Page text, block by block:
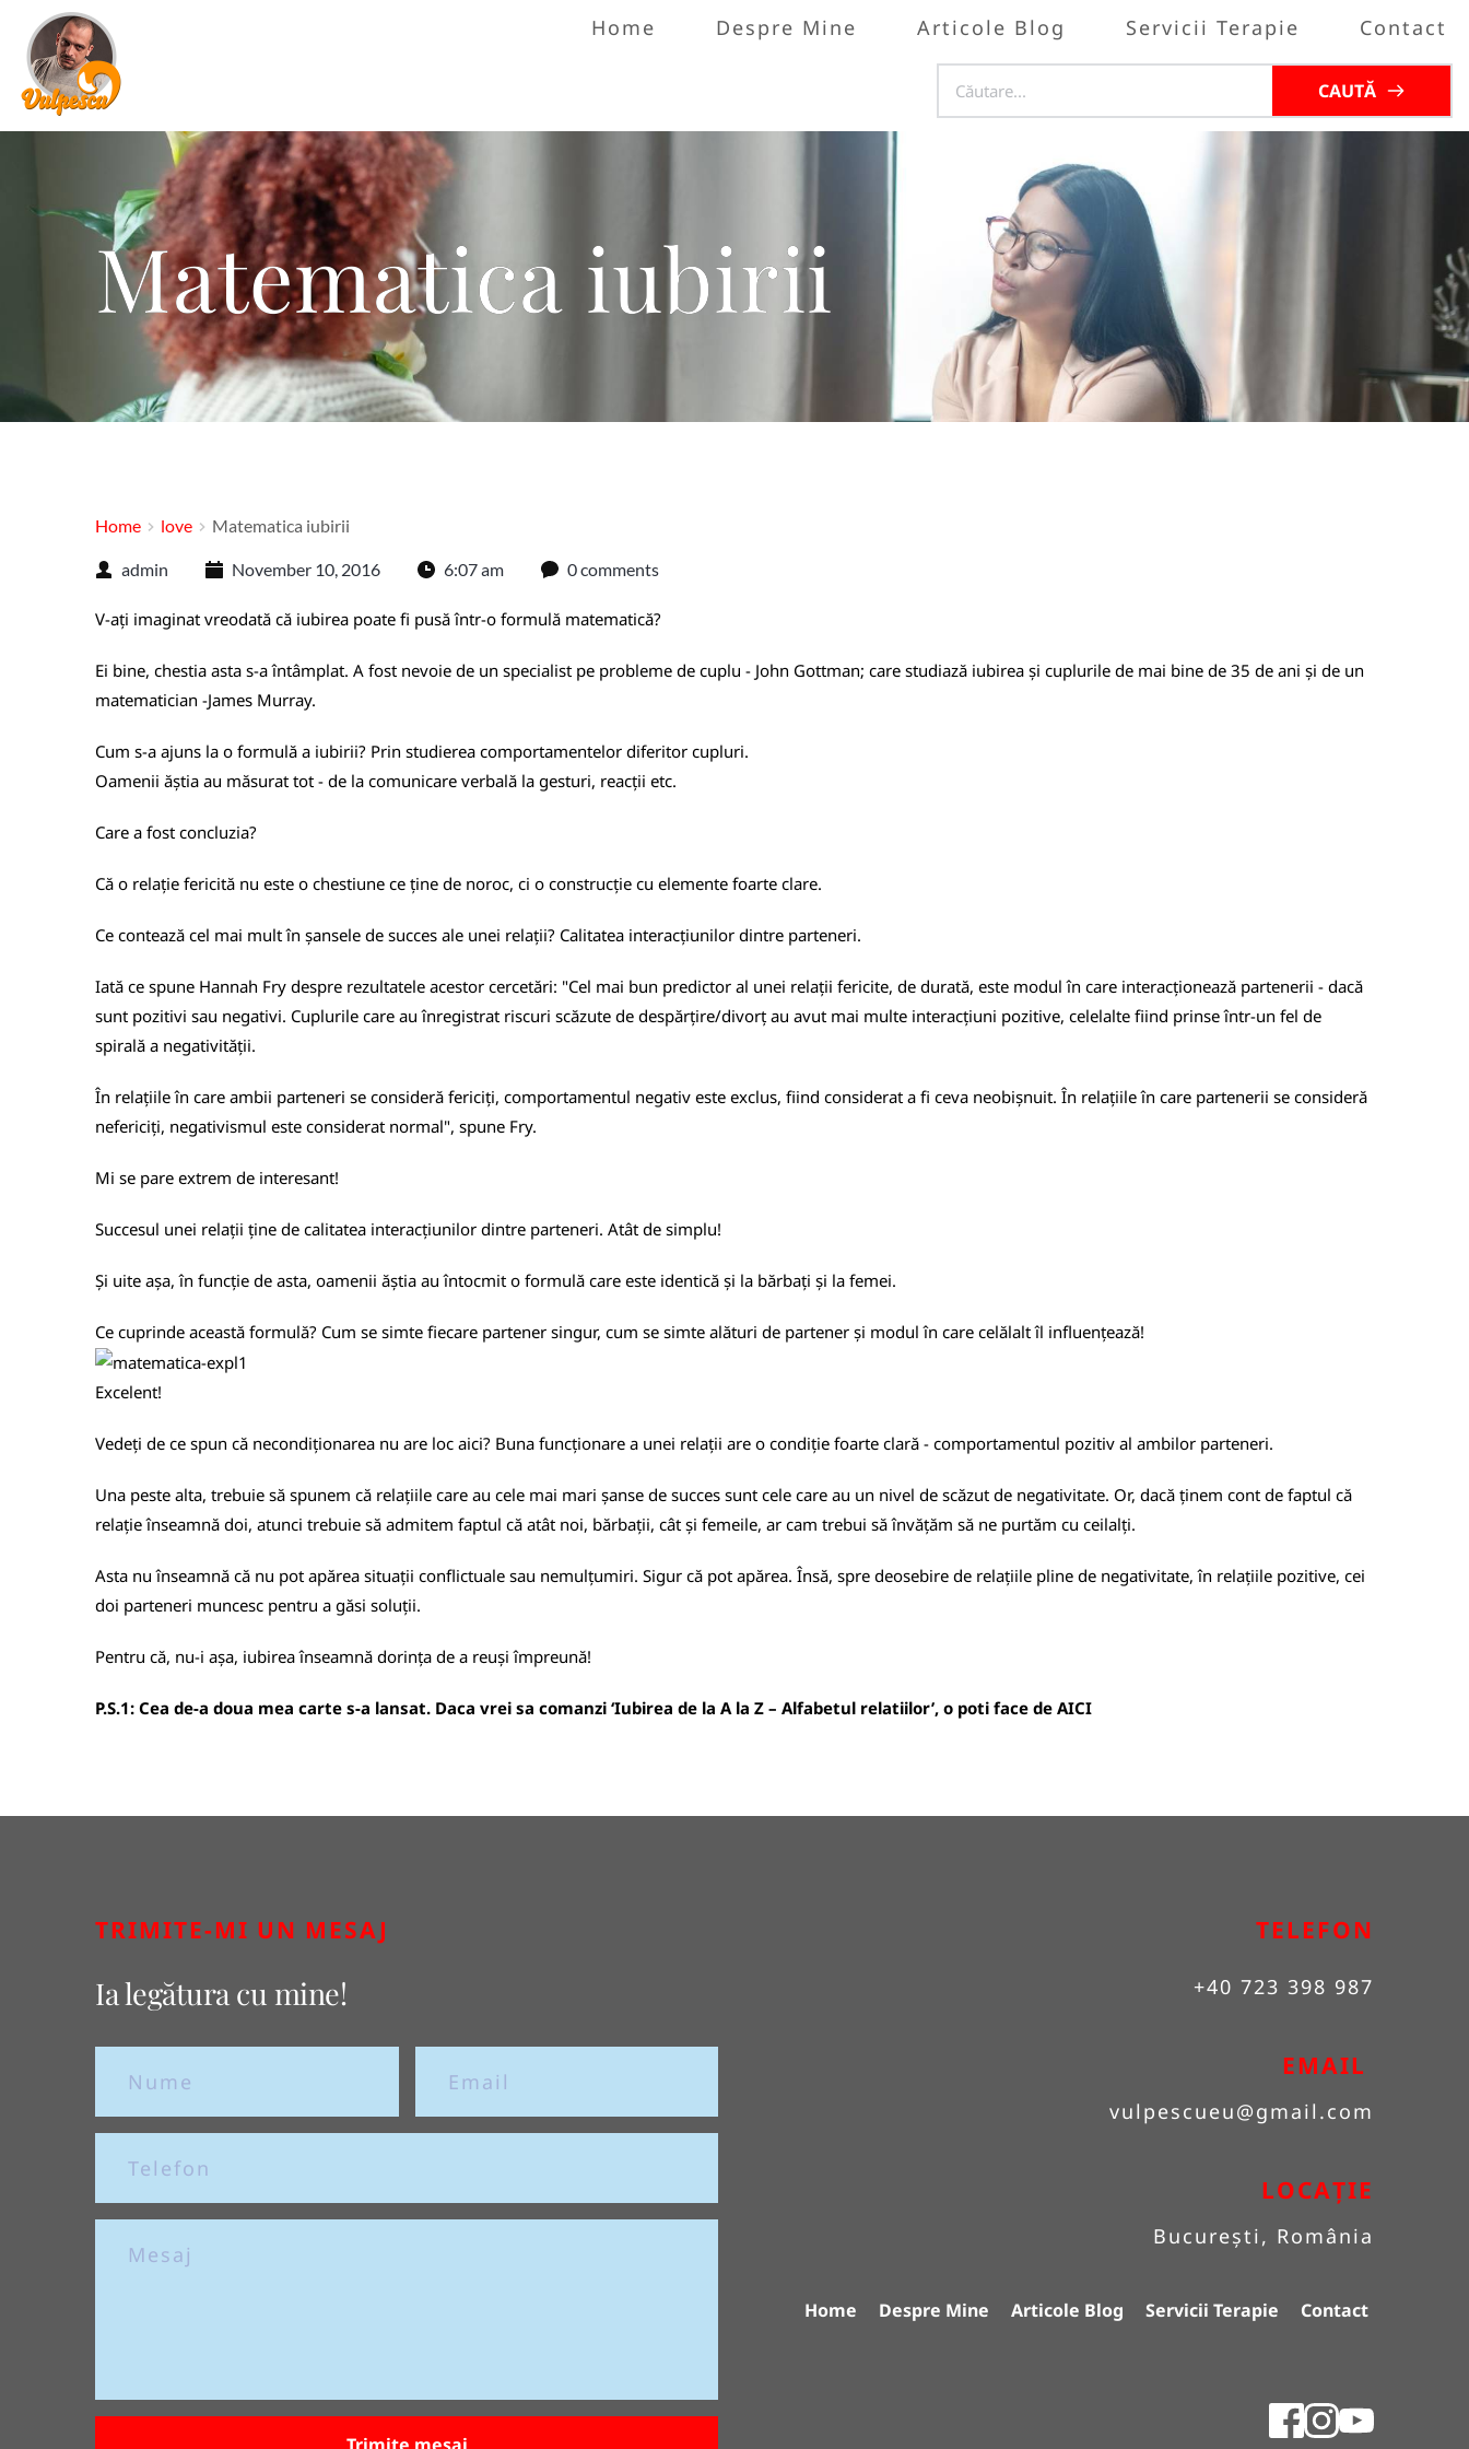
Home Despre Mine Articole Blog Servicii Terapie Contact
CAUTĂ
Matematica iubirii
Home love Matematica iubirii
admin November 10, 2016 6:07 am 0 comments
V-ați imaginat vreodată că iubirea poate fi pusă într-o formulă matematică?
Ei bine, chestia asta s-a întâmplat. A fost nevoie de un specialist pe probleme de cuplu - John Gottman; care studiază iubirea și cuplurile de mai bine de 35 de ani și de un
matematician -James Murray.
Cum s-a ajuns la o formulă a iubirii? Prin studierea comportamentelor diferitor cupluri.
Oamenii ăștia au măsurat tot - de la comunicare verbală la gesturi, reacții etc.
Care a fost concluzia?
Că o relație fericită nu este o chestiune ce ține de noroc, ci o construcție cu elemente foarte clare.
Ce contează cel mai mult în șansele de succes ale unei relații? Calitatea interacțiunilor dintre parteneri.
Iată ce spune Hannah Fry despre rezultatele acestor cercetări: "Cel mai bun predictor al unei relații fericite, de durată, este modul în care interacționează partenerii - dacă
sunt pozitivi sau negativi. Cuplurile care au înregistrat riscuri scăzute de despărțire/divorț au avut mai multe interacțiuni pozitive, celelalte fiind prinse într-un fel de
spirală a negativității.
În relațiile în care ambii parteneri se consideră fericiți, comportamentul negativ este exclus, fiind considerat a fi ceva neobișnuit. În relațiile în care partenerii se consideră
nefericiți, negativismul este considerat normal", spune Fry.
Mi se pare extrem de interesant!
Succesul unei relații ține de calitatea interacțiunilor dintre parteneri. Atât de simplu!
Și uite așa, în funcție de asta, oamenii ăștia au întocmit o formulă care este identică și la bărbați și la femei.
Ce cuprinde această formulă? Cum se simte fiecare partener singur, cum se simte alături de partener și modul în care celălalt îl influențează!
Excelent!
Vedeți de ce spun că necondiționarea nu are loc aici? Buna funcționare a unei relații are o condiție foarte clară - comportamentul pozitiv al ambilor parteneri.
Una peste alta, trebuie să spunem că relațiile care au cele mai mari șanse de succes sunt cele care au un nivel de scăzut de negativitate. Or, dacă ținem cont de faptul că
relație înseamnă doi, atunci trebuie să admitem faptul că atât noi, bărbații, cât și femeile, ar cam trebui să învățăm să ne purtăm cu ceilalți.
Asta nu înseamnă că nu pot apărea situații conflictuale sau nemulțumiri. Sigur că pot apărea. Însă, spre deosebire de relațiile pline de negativitate, în relațiile pozitive, cei
doi parteneri muncesc pentru a găsi soluții.
Pentru că, nu-i așa, iubirea înseamnă dorința de a reuși împreună!
P.S.1: Cea de-a doua mea carte s-a lansat. Daca vrei sa comanzi ‘Iubirea de la A la Z – Alfabetul relatiilor’, o poti face de AICI
TRIMITE-MI UN MESAJ
Ia legătura cu mine!
TELEFON
+40 723 398 987
EMAIL
vulpescueu@gmail.com
LOCAȚIE
București, România
Home Despre Mine Articole Blog Servicii Terapie Contact